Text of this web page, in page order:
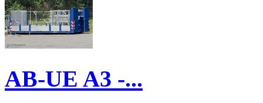
AB-UE A3 -...